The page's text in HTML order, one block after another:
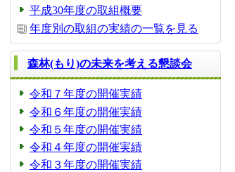
平成30年度の取組概要
年度別の取組の実績の一覧を見る
森林(もり)の未来を考える懇談会
令和７年度の開催実績
令和６年度の開催実績
令和５年度の開催実績
令和４年度の開催実績
令和３年度の開催実績